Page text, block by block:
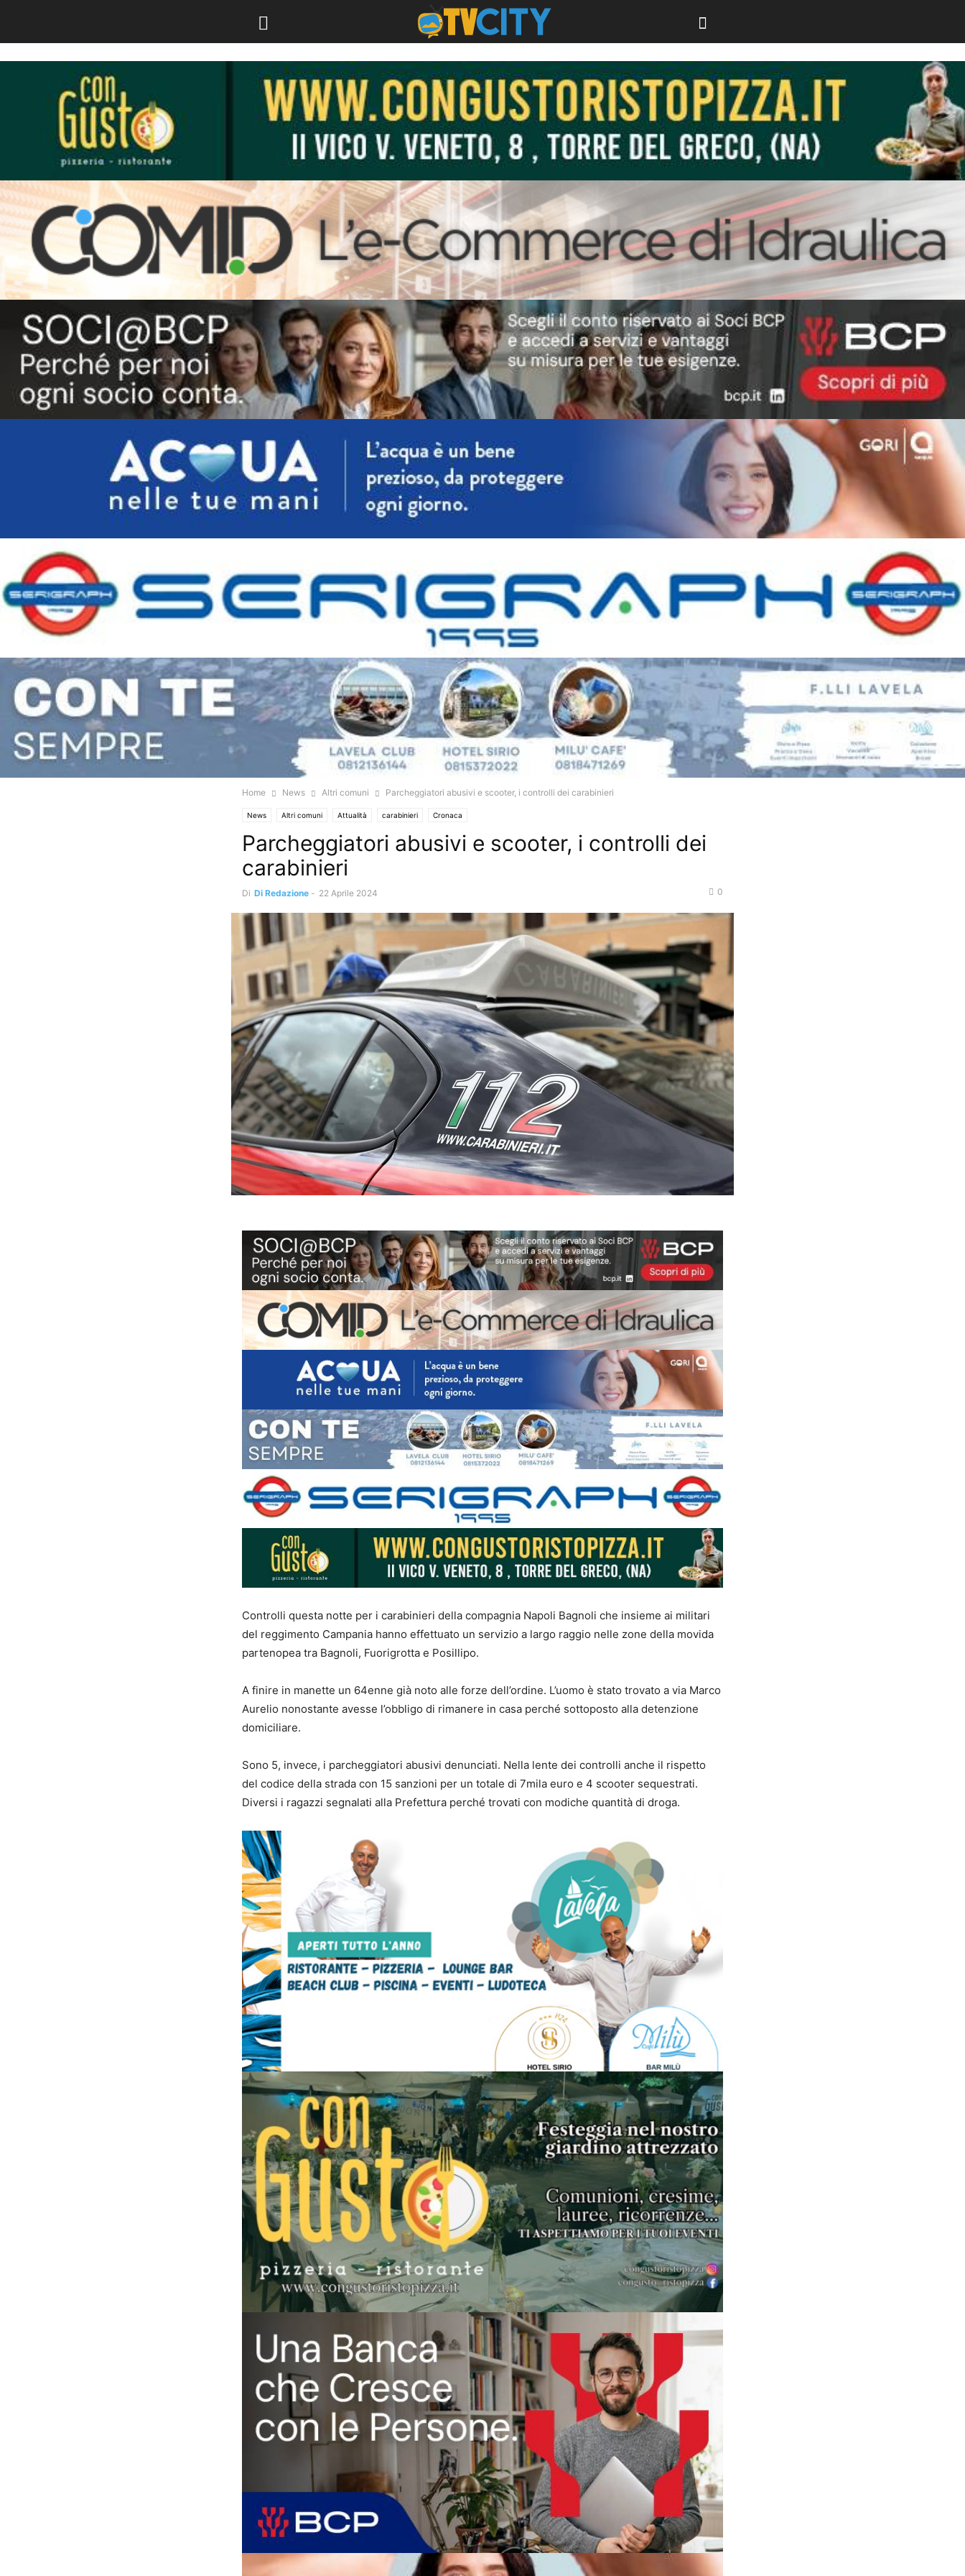
Home News Altri comuni Parcheggiatori abusivi e scooter, i controlli dei carabinieri
News Altri comuni Attualità carabinieri Cronaca
Parcheggiatori abusivi e scooter, i controlli dei
carabinieri
Di Di Redazione - 22 Aprile 2024 0
Controlli questa notte per i carabinieri della compagnia Napoli Bagnoli che insieme ai militari
del reggimento Campania hanno effettuato un servizio a largo raggio nelle zone della movida
partenopea tra Bagnoli, Fuorigrotta e Posillipo.
A finire in manette un 64enne già noto alle forze dell’ordine. L’uomo è stato trovato a via Marco
Aurelio nonostante avesse l’obbligo di rimanere in casa perché sottoposto alla detenzione
domiciliare.
Sono 5, invece, i parcheggiatori abusivi denunciati. Nella lente dei controlli anche il rispetto
del codice della strada con 15 sanzioni per un totale di 7mila euro e 4 scooter sequestrati.
Diversi i ragazzi segnalati alla Prefettura perché trovati con modiche quantità di droga.